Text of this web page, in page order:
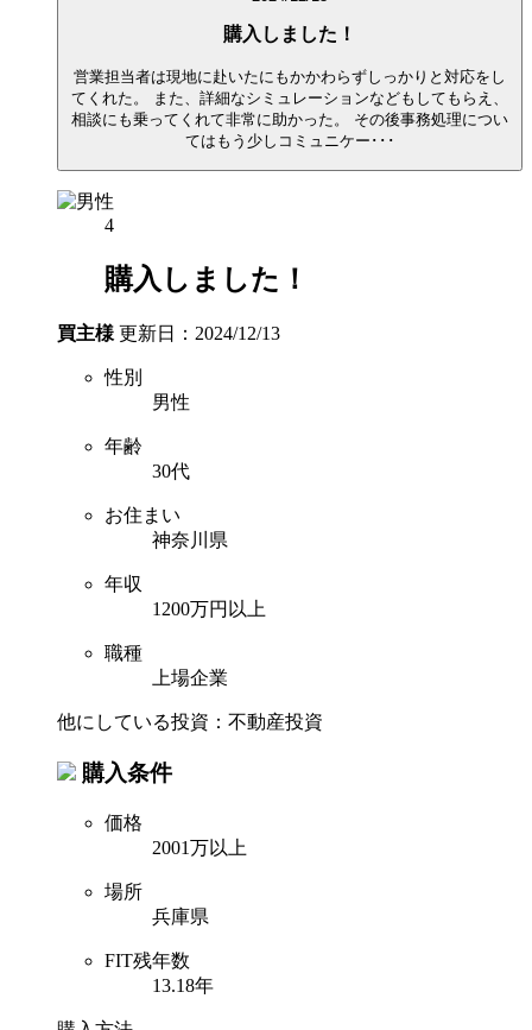
購入しました！
営業担当者は現地に赴いたにもかかわらずしっかりと対応をし
てくれた。 また、詳細なシミュレーションなどもしてもらえ、
相談にも乗ってくれて非常に助かった。 その後事務処理につい
てはもう少しコミュニケー･･･
4
購入しました！
買主様 更新日：2024/12/13
性別
男性
年齢
30代
お住まい
神奈川県
年収
1200万円以上
職種
上場企業
他にしている投資：不動産投資
購入条件
価格
2001万以上
場所
兵庫県
FIT残年数
13.18年